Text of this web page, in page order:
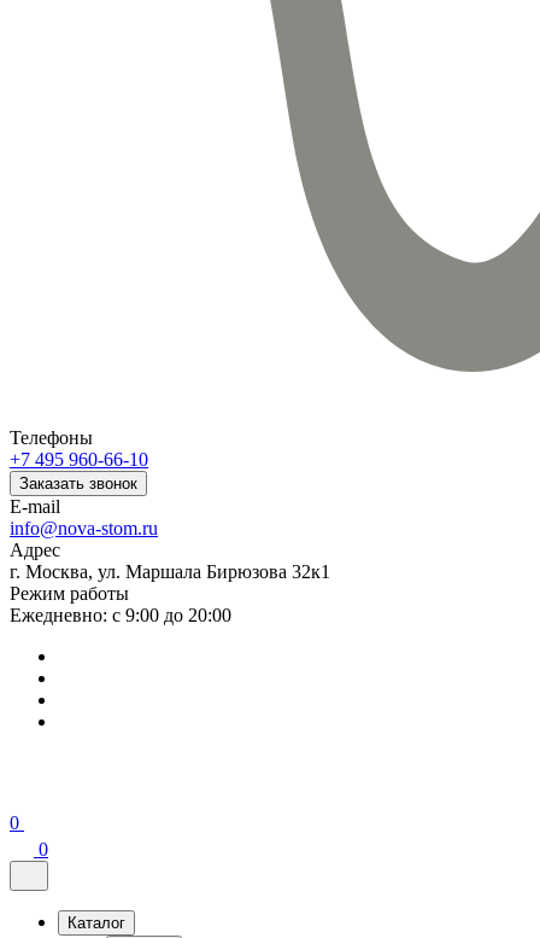
Телефоны
+7 495 960-66-10
Заказать звонок
E-mail
info@nova-stom.ru
Адрес
г. Москва, ул. Маршала Бирюзова 32к1
Режим работы
Ежедневно: с 9:00 до 20:00
0
0
Каталог